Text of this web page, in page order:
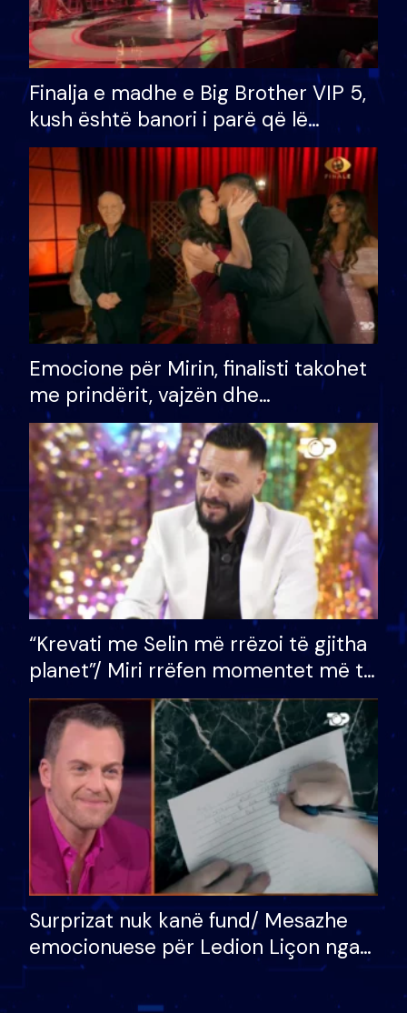
Finalja e madhe e Big Brother VIP 5,
kush është banori i parë që lë
shtëpinë dhe humb mundësinë për
të fituar çmimin e madh
Emocione për Mirin, finalisti takohet
me prindërit, vajzën dhe
bashkëshorten: S’kemi ndonjë letër
divorci apo jo?
“Krevati me Selin më rrëzoi të gjitha
planet”/ Miri rrëfen momentet më të
bukura në shtëpinë e BB VIP: Do më
mungojë zilja e mëngjesit kur…
Surprizat nuk kanë fund/ Mesazhe
emocionuese për Ledion Liçon nga
nëna dhe fëmijët e tij, moderatori
nuk i mban dot lotët: Nuk meritoj…